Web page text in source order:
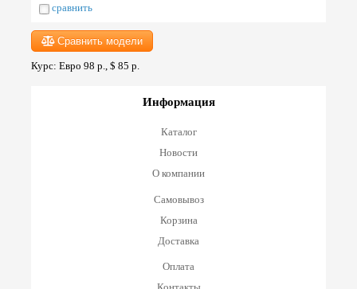
сравнить
Сравнить модели
Курс: Евро 98 р., $ 85 р.
Информация
Каталог
Новости
О компании
Самовывоз
Корзина
Доставка
Оплата